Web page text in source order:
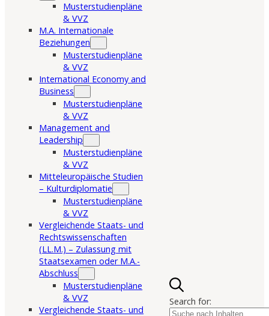
Musterstudienpläne
& VVZ
M.A. Internationale
Beziehungen
Musterstudienpläne
& VVZ
International Economy and
Business
Musterstudienpläne
& VVZ
Management and
Leadership
Musterstudienpläne
& VVZ
Mitteleuropäische Studien
– Kulturdiplomatie
Musterstudienpläne
& VVZ
Vergleichende Staats- und
Rechtswissenschaften
(LL.M.) – Zulassung mit
Staatsexamen oder M.A.-
Abschluss
Musterstudienpläne
& VVZ
Vergleichende Staats- und
Search for: